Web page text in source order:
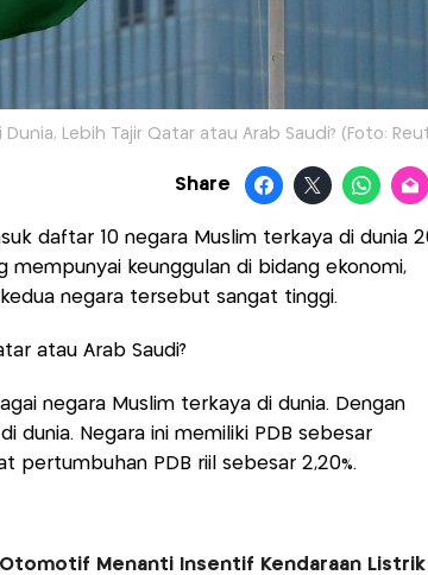
Lebih Tajir Qatar atau Arab Saudi? (Foto:
Share
daftar 10 negara Muslim terkaya di dunia
mempunyai keunggulan di bidang ekonomi,
negara tersebut sangat tinggi.
atau Arab Saudi?
negara Muslim terkaya di dunia. Dengan
dunia. Negara ini memiliki PDB sebesar
pertumbuhan PDB riil sebesar 2,20%.
Menanti Insentif Kendaraan Listrik